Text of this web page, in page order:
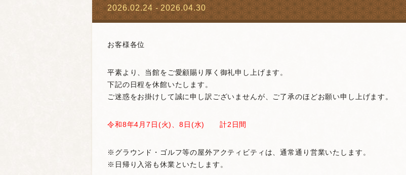
2026.02.24 - 2026.04.30
お客様各位
平素より、当館をご愛顧賜り厚く御礼申し上げます。
下記の日程を休館いたします。
ご迷惑をお掛けして誠に申し訳ございませんが、ご了承のほどお願い申し上げます。
令和8年4月7日(火)、8日(水) 計2日間
※グラウンド・ゴルフ等の屋外アクティビティは、通常通り営業いたします。
※日帰り入浴も休業といたします。